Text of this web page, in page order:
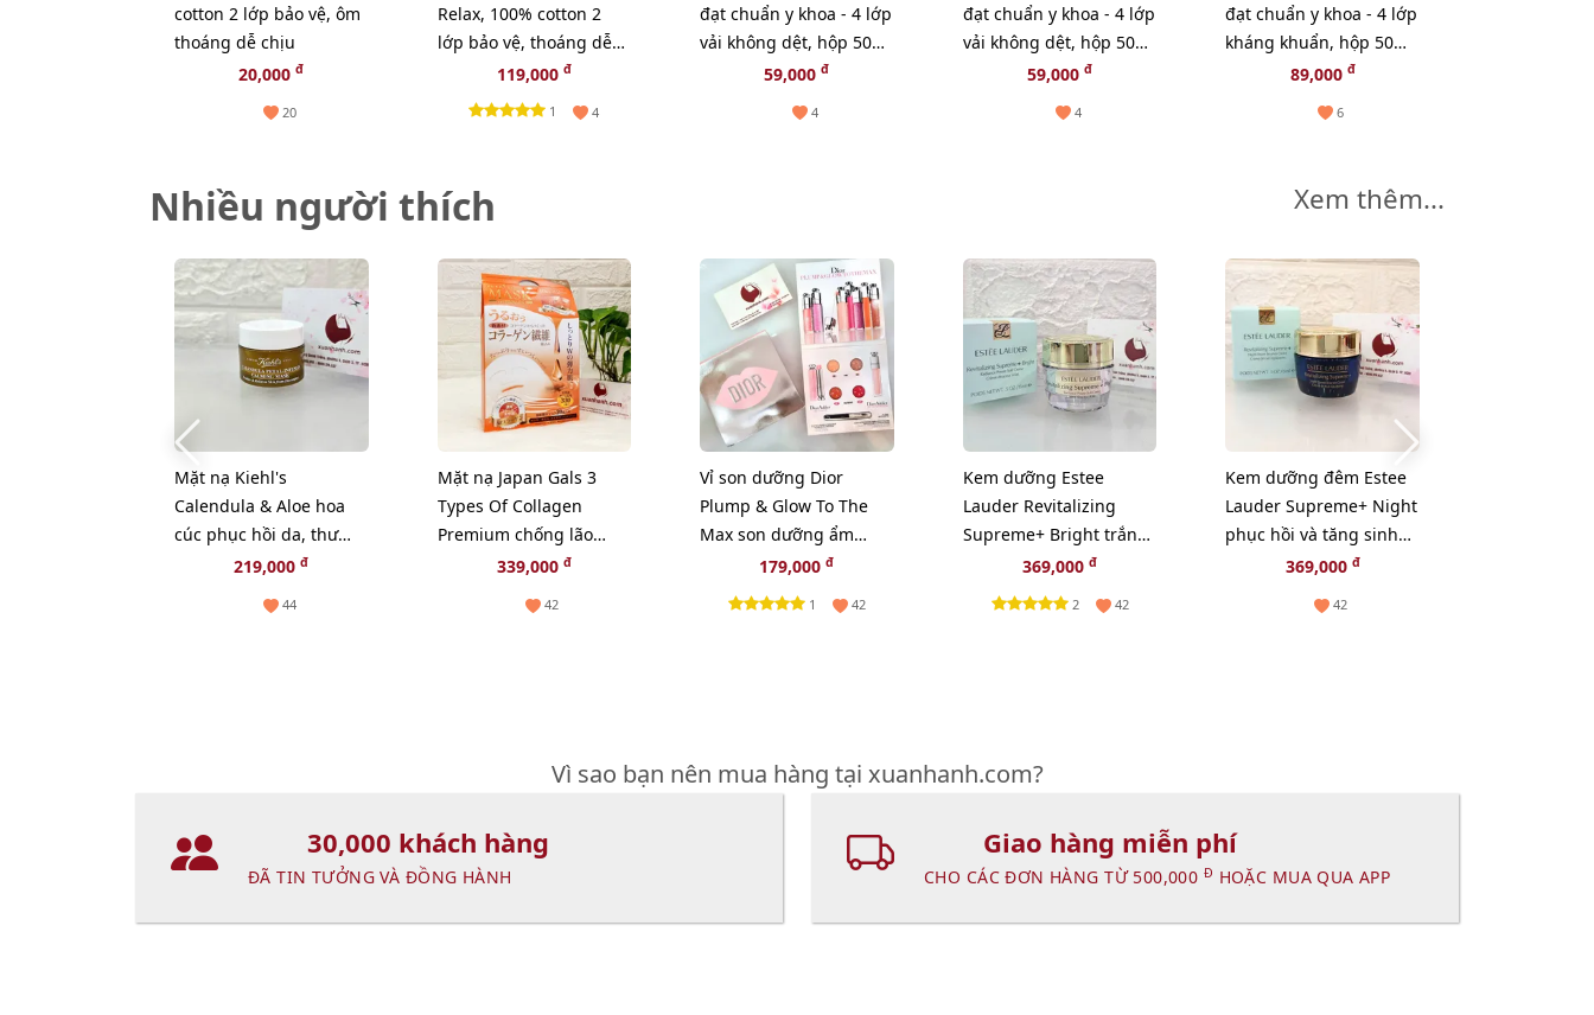
cotton 2 lớp bảo vệ, ôm
thoáng dễ chịu
20,000đ
20
Relax, 100% cotton 2
lớp bảo vệ, thoáng dễ
119,000 đ
1 4
đạt chuẩn y khoa - 4 lớp
vải không dệt, hộp 50
cái - Mua 2 Tặng 1 -
59,000đ
4
đạt chuẩn y khoa - 4 lớp
vải không dệt, hộp 50
cái - Mua 2 Tặng 1 -
59,000đ
4
đạt chuẩn y khoa - 4 lớp
kháng khuẩn, hộp 50
cái - Mua 2 Tặng 1 -
89,000 đ
6
Nhiều người thích Xem thêm...
Mặt nạ Kiehl's
Calendula & Aloe hoa
cúc phục hồi da, thư
giãn và chậm lão hóa -
219,000đ
44
Mặt nạ Japan Gals 3
Types Of Collagen
Premium chống lão
hóa, săn chắc da, 20pcs
NGẪU NHIÊN
339,000 đ
42
Vỉ son dưỡng Dior
Plump & Glow To The
Max son dưỡng ẩm
tăng sắc cho môi 2in1
179,000đ
1 42
Kem dưỡng Estee
Lauder Revitalizing
Supreme+ Bright trắng
sáng da toàn diện, 15ml
369,000đ
2 42
Kem dưỡng đêm Estee
Lauder Supreme+ Night
phục hồi và tăng sinh
Collagen, 15ml (New)
369,000 đ
42
Vì sao bạn nên mua hàng tại xuanhanh.com?
30,000 khách hàng
ĐÃ TIN TƯỞNG VÀ ĐỒNG HÀNH
Giao hàng miễn phí
CHO CÁC ĐƠN HÀNG TỪ 500,000 Đ HOẶC MUA QUA APP